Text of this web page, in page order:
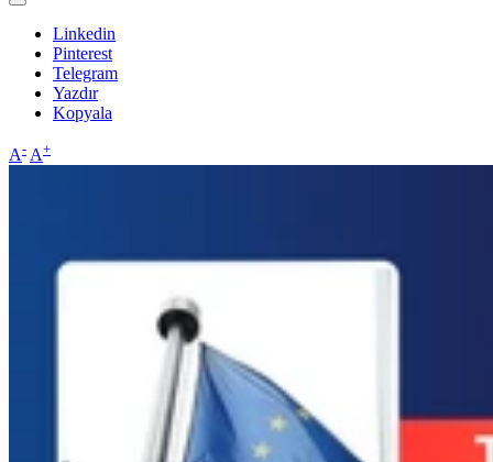
Linkedin
Pinterest
Telegram
Yazdır
Kopyala
A- A+